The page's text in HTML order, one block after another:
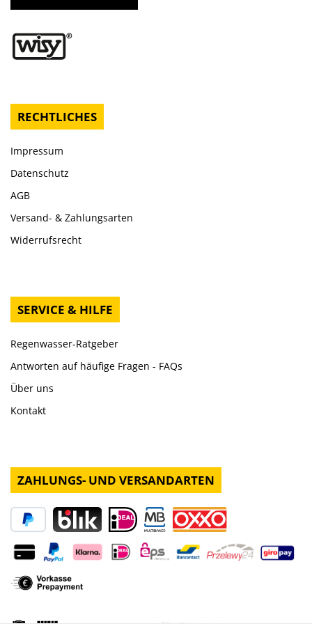
RECHTLICHES
Impressum
Datenschutz
AGB
Versand- & Zahlungsarten
Widerrufsrecht
SERVICE & HILFE
Regenwasser-Ratgeber
Antworten auf häufige Fragen - FAQs
Über uns
Kontakt
ZAHLUNGS- UND VERSANDARTEN